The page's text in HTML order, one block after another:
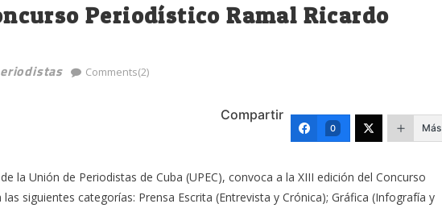
Periodístico Ramal Ricardo
Comments(2)
Compartir
0 Más
la Unión de Periodistas de Cuba (UPEC), convoca a la XIII edición del Concurso
siguientes categorías: Prensa Escrita (Entrevista y Crónica); Gráfica (Infografía y